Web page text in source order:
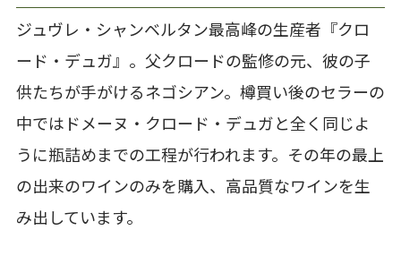
ジュヴレ・シャンベルタン最高峰の生産者『クロ
ード・デュガ』。父クロードの監修の元、彼の子
供たちが手がけるネゴシアン。樽買い後のセラーの
中ではドメーヌ・クロード・デュガと全く同じよ
うに瓶詰めまでの工程が行われます。その年の最上
の出来のワインのみを購入、高品質なワインを生
み出しています。